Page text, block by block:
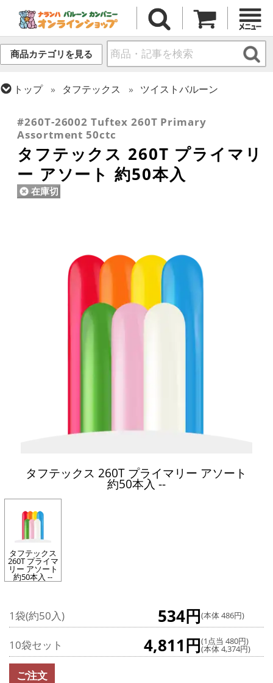
商品カテゴリを見る
トップ タフテックス
ツイストバルーン
#260T-26002 Tuftex 260T Primary
Assortment 50ctc
タフテックス 260T プライマリ
ー アソート 約50本入
在庫切
タフテックス 260T プライマリー アソート
約50本入 --
タフテックス
260T プライマ
リー アソート
約50本入 --
1袋(約50入) 534円(本体 486円)
10袋セット 4,811円(1点当 480円)
(本体 4,374円)
ご注文